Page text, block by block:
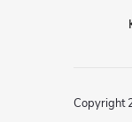
Copyright